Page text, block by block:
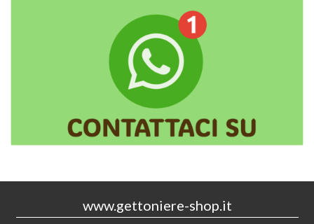
www.gettoniere-shop.it